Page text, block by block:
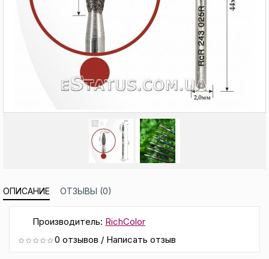
ОПИСАНИЕ ОТЗЫВЫ (0)
Производитель: RichColor
0 отзывов / Написать отзыв